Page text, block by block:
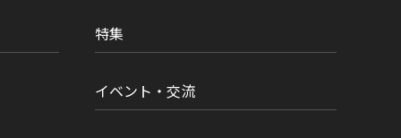
特集
イベント・交流